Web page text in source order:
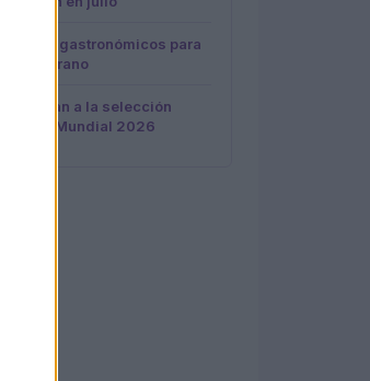
gastronómicos para
del verano
apoyan a la selección
en el Mundial 2026